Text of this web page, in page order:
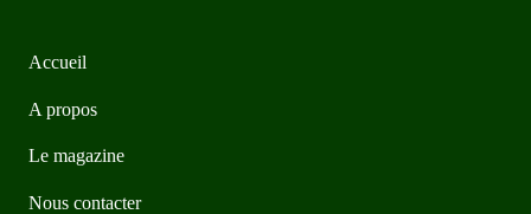
Accueil
A propos
Le magazine
Nous contacter